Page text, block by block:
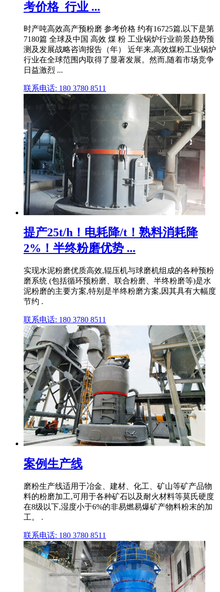
考价格_行业 ...
时产吨高效高产预粉磨 参考价格 约有16725篇,以下是第
7180篇 全球及中国 高效 煤 粉 工业锅炉行业前景趋势预
测及发展战略咨询报告（年） 近年来,高效煤粉工业锅炉
行业在全球范围内取得了显著发展。然而,随着市场竞争
日益激烈 ...
联系电话: 180 3780 8511
提产25t/h！电耗降/t！熟料消耗降
2%！半终粉磨优势 ...
实现水泥粉磨优质高效,辊压机与球磨机组成的各种预粉
磨系统 (包括循环预粉磨、联合粉磨、半终粉磨等)是水
泥粉磨的主要方案,特别是半终粉磨方案,因其具有大幅度
节约 .
联系电话: 180 3780 8511
案例生产线
磨粉生产线适用于冶金、建材、化工、矿山等矿产品物
料的粉磨加工,可用于各种矿石以及耐火材料等莫氏硬度
在8级以下,湿度小于6%的非易燃易爆矿产物料粉末的加
工。 .
联系电话: 180 3780 8511